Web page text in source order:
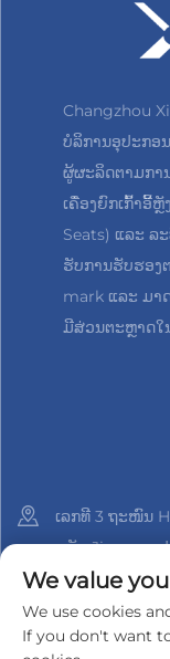
Changzhou
ບໍລິການອຸປະກອ
ຜູ້ຜະລິດຕາມກາ
ເຄື່ອງຍົກເກົ້າອີ້
Seats) ແລະ ລ
ຮັບການຮັບຮອງ
mark ແລະ ມາ
ມີສ່ວນຕະຫຼາດໃ
ເລກທີ 3 ຖະໜົນ
ຫວັດ Jiangsu,
+86-
[email
We value
We use cookies
If you don't want